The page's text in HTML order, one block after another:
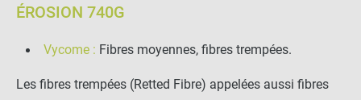
ÉROSION 740G
Vycome : Fibres moyennes, fibres trempées.
Les fibres trempées (Retted Fibre) appelées aussi fibres